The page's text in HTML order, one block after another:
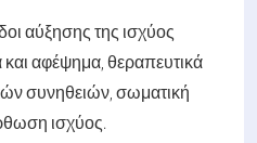
αύξησης της ισχύος
αφέψημα, θεραπευτικά
συνηθειών, σωματική
ισχύος.